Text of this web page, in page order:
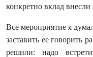
конкретно вклад
Все мероприятие я
заставить ее говорить
решили: надо